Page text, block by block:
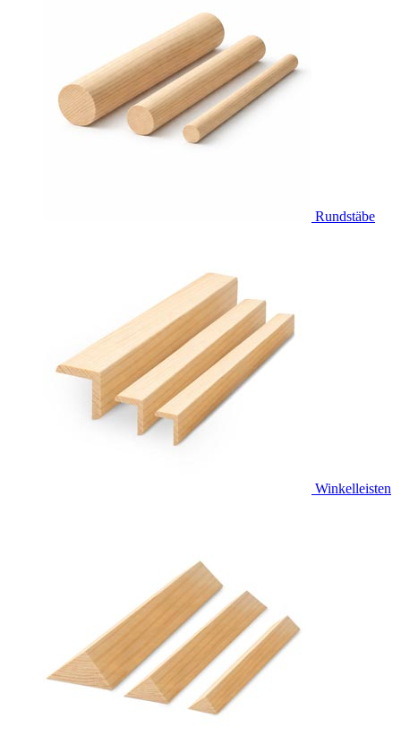
Rundstäbe
Winkelleisten